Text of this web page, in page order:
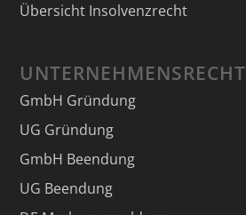
Übersicht Insolvenzrecht
UNTERNEHMENSRECHT
GmbH Gründung
UG Gründung
GmbH Beendung
UG Beendung